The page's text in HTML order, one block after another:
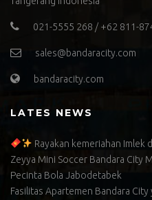
021-5555 268 / +62 811-
sales@bandaracity.com
bandaracity.com
LATES NEWS
Rayakan kemeriahan Imlek
Zeyya Mini Soccer Bandara City
Pecinta Bola Jabodetabek
Fasilitas Apartemen Bandara